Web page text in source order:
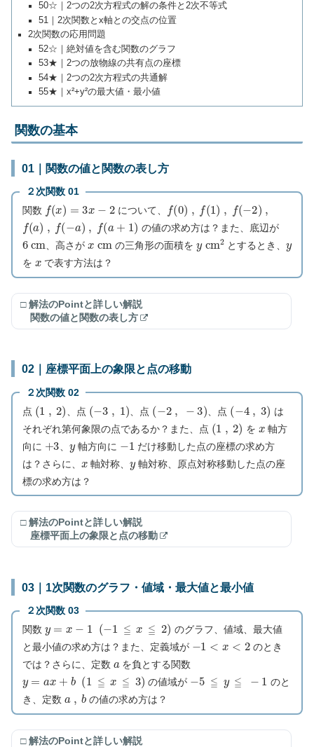
50☆｜2つの2次方程式の解の条件と2次不等式
51｜2次関数とx軸との交点の位置
2次関数の応用問題
52☆｜絶対値を含む関数のグラフ
53★｜2つの放物線の共有点の座標
54★｜2つの2次方程式の共通解
55★｜x²+y²の最大値・最小値
関数の基本
01｜関数の値と関数の表し方
２次関数 01
関数
(x = − について、 f(0) f(1) (− 2) ,
(a ) , f(− , (a 1 の値の求め方は？また、底辺が
6 c m 、高さが c m の三角形の面積を m2とするとき、
を で表す方法は？
□ 解法のPointと詳しい解説
関数の値と関数の表し方
02｜座標平面上の象限と点の移動
２次関数 02
点 (1 2) 、点 (− 3 1) 、点 ( 2 、点 ( 4 3) は
それぞれ第何象限の点であるか？また、点 (1 2) を
軸方
向に
3 軸方向に 1 だけ移動した点の座標の求め方
は？さらに、
軸対称、 軸対称、原点対称移動した点の座
標の求め方は？
□ 解法のPointと詳しい解説
座標平面上の象限と点の移動
03｜1次関数のグラフ・値域・最大値と最小値
２次関数 03
関数
(− 1 ≦
のグラフ、値域、最大値
と最小値の求め方は？また、定義域が
1
のとき
では？さらに、定数
を負とする関数
(1 ≦ ≦ の値域が 5 −
のと
き、定数
b の値の求め方は？
□ 解法のPointと詳しい解説